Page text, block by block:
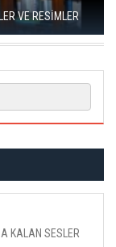
DAHA VEGAN"
KALAN SESLER